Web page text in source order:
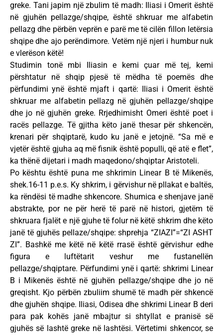
greke. Tani japim një zbulim të madh: Iliasi i Omerit është
në gjuhën pellazge/shqipe, është shkruar me alfabetin
pellazg dhe përbën veprën e parë me të cilën fillon letërsia
shqipe dhe ajo perëndimore. Vetëm një njeri i humbur nuk
e vlerëson këtë!
Studimin tonë mbi Iliasin e kemi çuar më tej, kemi
përshtatur në shqip pjesë të mëdha të poemës dhe
përfundimi ynë është mjaft i qartë: Iliasi i Omerit është
shkruar me alfabetin pellazg në gjuhën pellazge/shqipe
dhe jo në gjuhën greke. Rrjedhimisht Omeri është poet i
racës pellazge. Të gjitha këto janë thesar për shkencën,
krenari për shqiptarë, kudo ku janë e jetojnë. “Sa më e
vjetër është gjuha aq më fisnik është populli, që atë e flet”,
ka thënë dijetari i madh maqedono/shqiptar Aristoteli.
Po kështu është puna me shkrimin Linear B të Mikenës,
shek.16-11 p.e.s. Ky shkrim, i gërvishur në pllakat e baltës,
ka rëndësi të madhe shkencore. Shumica e shenjave janë
abstrakte, por ne për herë të parë në histori, gjetëm të
shkruara fjalët e një gjuhe të folur në këtë shkrim dhe këto
janë të gjuhës pellaze/shqipe: shprehja “ZIAZI”=“ZI ASHT
ZI”. Bashkë me këtë në këtë rrasë është gërvishur edhe
figura e luftëtarit veshur me fustanellën
pellazge/shqiptare. Përfundimi ynë i qartë: shkrimi Linear
B i Mikenës është në gjuhën pellazge/shqipe dhe jo në
greqisht. Kjo përbën zbuliim shumë të madh për shkencë
dhe gjuhën shqipe. Iliasi, Odisea dhe shkrimi Linear B deri
para pak kohës janë mbajtur si shtyllat e pranisë së
gjuhës së lashtë greke në lashtësi. Vërtetimi shkencor, se